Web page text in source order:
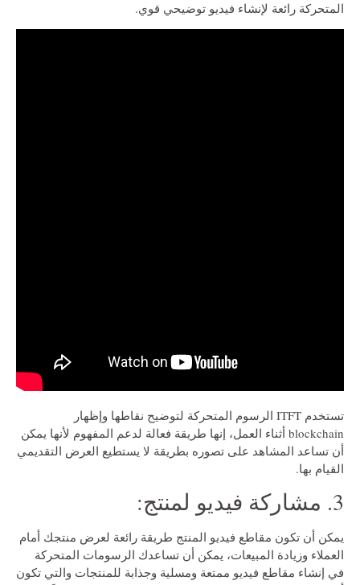
المتحركة رائعة لإنشاء فيديو توضيحي قوي.
تستخدم ITFT الرسوم المتحركة لتوضيح نقاطها وإظهار
blockchain أثناء العمل، إنها طريقة فعالة لدعم المفهوم لأنها يمكن
أن تساعد المشاهد على تصوره بطريقة لا يستطيع العرض التقديمي
القيام بها.
3. مشاركة فيديو لمنتج:
يمكن أن تكون مقاطع فيديو المنتج طريقة رائعة لعرض منتجك أمام
العملاء وزيادة المبيعات، يمكن أن تساعدك الرسومات المتحركة
في إنشاء مقاطع فيديو ممتعة ومسلية وجذابة للمنتجات والتي تكون